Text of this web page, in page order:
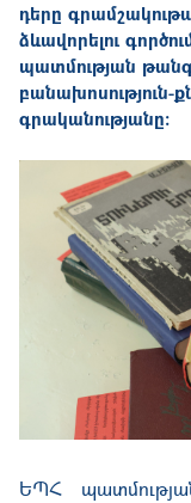
դերը
ձևավորելու
պատմության
բանախոսություն-
գրականությանը։
ԵՊՀ